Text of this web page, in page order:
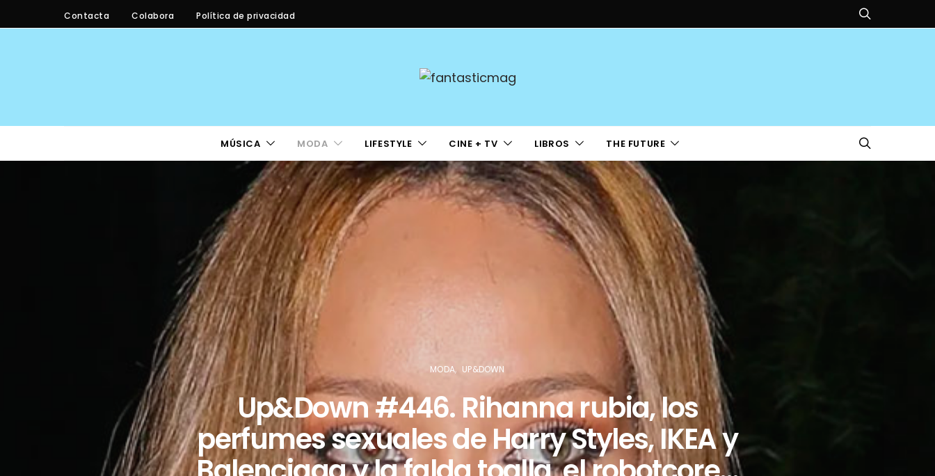
Contacta Colabora Política de privacidad
MÚSICA MODA LIFESTYLE CINE + TV LIBROS THE FUTURE
MODA UP&DOWN
Up&Down #446. Rihanna rubia, los
perfumes sexuales de Harry Styles, IKEA y